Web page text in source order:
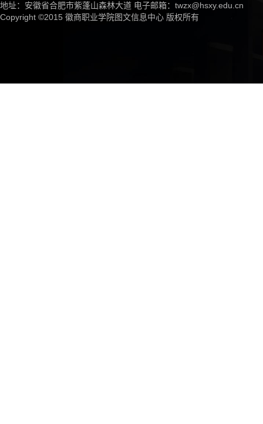
地址：安徽省合肥市紫蓬山森林大道 电子邮箱：twzx@hsxy.edu.cn
Copyright ©2015 徽商职业学院图文信息中心 版权所有